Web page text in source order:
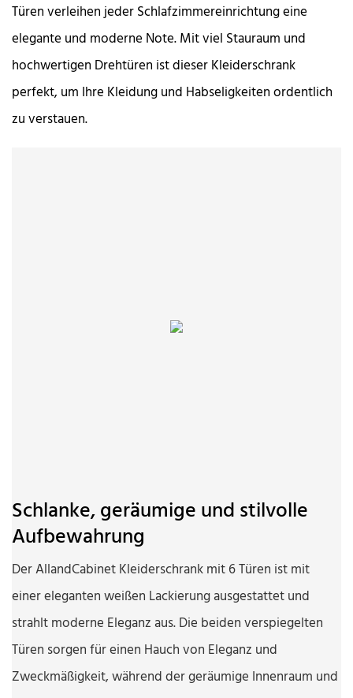
Türen verleihen jeder Schlafzimmereinrichtung eine
elegante und moderne Note. Mit viel Stauraum und
hochwertigen Drehtüren ist dieser Kleiderschrank
perfekt, um Ihre Kleidung und Habseligkeiten ordentlich
zu verstauen.
Schlanke, geräumige und stilvolle
Aufbewahrung
Der AllandCabinet Kleiderschrank mit 6 Türen ist mit
einer eleganten weißen Lackierung ausgestattet und
strahlt moderne Eleganz aus. Die beiden verspiegelten
Türen sorgen für einen Hauch von Eleganz und
Zweckmäßigkeit, während der geräumige Innenraum und